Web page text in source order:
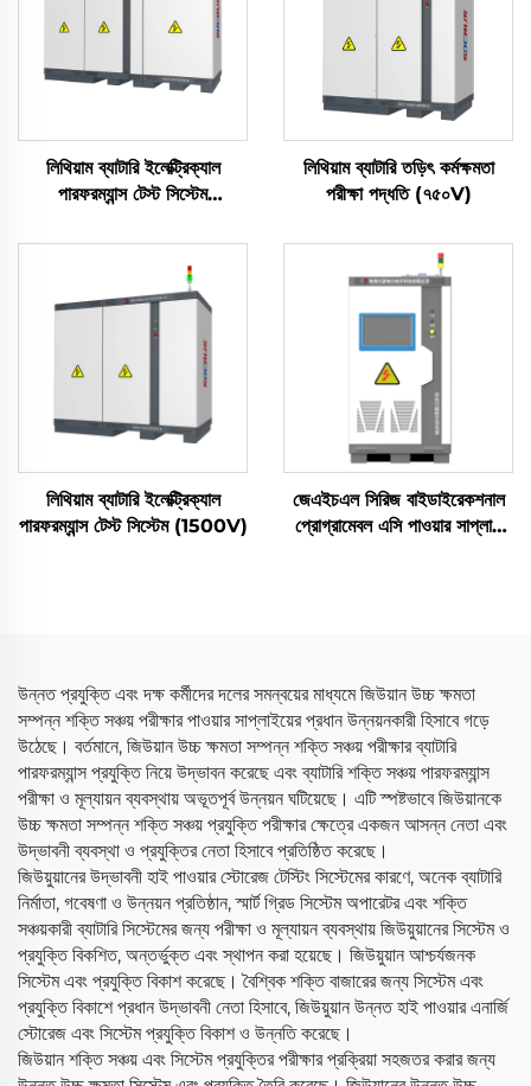
লিথিয়াম ব্যাটারি ইলেক্ট্রিক্যাল
পারফরম্যান্স টেস্ট সিস্টেম
লিথিয়াম ব্যাটারি তড়িৎ কর্মক্ষমতা
পরীক্ষা পদ্ধতি (৭৫০V)
লিথিয়াম ব্যাটারি ইলেক্ট্রিক্যাল
পারফরম্যান্স টেস্ট সিস্টেম (1500V)
জেএইচএল সিরিজ বাইডাইরেকশনাল
প্রোগ্রামেবল এসি পাওয়ার সাপ্লাই
উন্নত প্রযুক্তি এবং দক্ষ কর্মীদের দলের সমন্বয়ের মাধ্যমে জিউয়ান উচ্চ ক্ষমতা
সম্পন্ন শক্তি সঞ্চয় পরীক্ষার পাওয়ার সাপ্লাইয়ের প্রধান উন্নয়নকারী হিসাবে গড়ে
উঠেছে। বর্তমানে, জিউয়ান উচ্চ ক্ষমতা সম্পন্ন শক্তি সঞ্চয় পরীক্ষার ব্যাটারি
পারফরম্যান্স প্রযুক্তি নিয়ে উদ্ভাবন করেছে এবং ব্যাটারি শক্তি সঞ্চয় পারফরম্যান্স
পরীক্ষা ও মূল্যায়ন ব্যবস্থায় অভূতপূর্ব উন্নয়ন ঘটিয়েছে। এটি স্পষ্টভাবে জিউয়ানকে
উচ্চ ক্ষমতা সম্পন্ন শক্তি সঞ্চয় প্রযুক্তি পরীক্ষার ক্ষেত্রে একজন আসন্ন নেতা এবং
উদ্ভাবনী ব্যবস্থা ও প্রযুক্তির নেতা হিসাবে প্রতিষ্ঠিত করেছে।
জিউয়ুয়ানের উদ্ভাবনী হাই পাওয়ার স্টোরেজ টেস্টিং সিস্টেমের কারণে, অনেক ব্যাটারি
নির্মাতা, গবেষণা ও উন্নয়ন প্রতিষ্ঠান, স্মার্ট গ্রিড সিস্টেম অপারেটর এবং শক্তি
সঞ্চয়কারী ব্যাটারি সিস্টেমের জন্য পরীক্ষা ও মূল্যায়ন ব্যবস্থায় জিউয়ুয়ানের সিস্টেম ও
প্রযুক্তি বিকশিত, অন্তর্ভুক্ত এবং স্থাপন করা হয়েছে। জিউয়ুয়ান আশ্চর্যজনক
সিস্টেম এবং প্রযুক্তি বিকাশ করেছে। বৈশ্বিক শক্তি বাজারের জন্য সিস্টেম এবং
প্রযুক্তি বিকাশে প্রধান উদ্ভাবনী নেতা হিসাবে, জিউয়ুয়ান উন্নত হাই পাওয়ার এনার্জি
স্টোরেজ এবং সিস্টেম প্রযুক্তি বিকাশ ও উন্নতি করেছে।
জিউয়ান শক্তি সঞ্চয় এবং সিস্টেম প্রযুক্তির পরীক্ষার প্রক্রিয়া সহজতর করার জন্য